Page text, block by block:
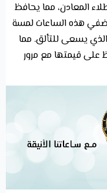
المعادن، مما يحافظ
هذه الساعات لمسة
الذي يسعى للتألق. مما
على قيمتها مع مرور